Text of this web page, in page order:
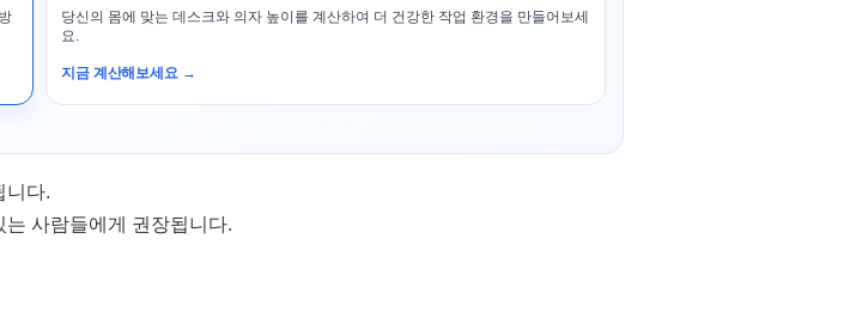
당신의 몸에 맞는 데스크와 의자 높이를 계산하여 더 건강한 작업 환경을 만들어보세
요.
지금 계산해보세요 →
니다.
사람들에게 권장됩니다.